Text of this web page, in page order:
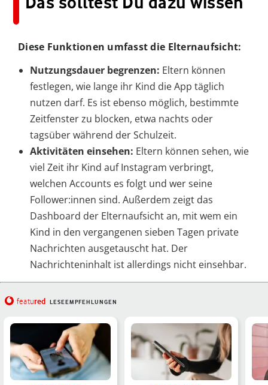
Diese Funktionen umfasst die Elternaufsicht:
Nutzungsdauer begrenzen: Eltern können
festlegen, wie lange ihr Kind die App täglich
nutzen darf. Es ist ebenso möglich, bestimmte
Zeitfenster zu blocken, etwa nachts oder
tagsüber während der Schulzeit.
Aktivitäten einsehen: Eltern können sehen, wie
viel Zeit ihr Kind auf Instagram verbringt,
welchen Accounts es folgt und wer seine
Follower:innen sind. Außerdem zeigt das
Dashboard der Elternaufsicht an, mit wem ein
Kind in den vergangenen sieben Tagen private
Nachrichten ausgetauscht hat. Der
Nachrichteninhalt ist allerdings nicht einsehbar.
featured LESEEMPFEHLUNGEN